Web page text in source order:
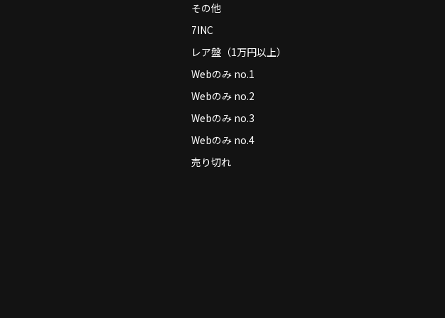
その他
7INC
レア盤（1万円以上）
Webのみ no.1
Webのみ no.2
Webのみ no.3
Webのみ no.4
売り切れ